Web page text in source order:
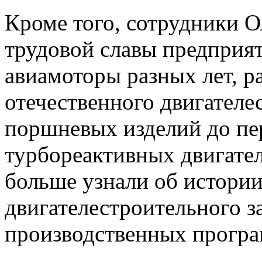
Кроме того, сотрудники
трудовой славы
авиамоторы разных лет,
отечественного
поршневых изделий до
турбореактивных
больше узнали об
двигателестроительного
производственных